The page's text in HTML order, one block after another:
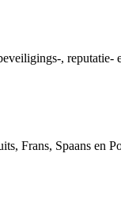
, reputatie-
Frans, Spaans en